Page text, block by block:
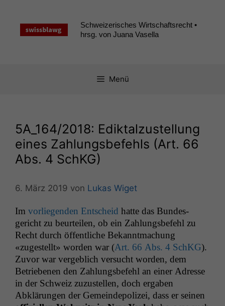
springen
Schweizerisches Wirtschaftsrecht •
hrsg. von Juana Vasella
Menü
5A_164/2018: Ediktalzustellung
eines Zahlungsbefehls (Art. 66
Abs. 4 SchKG)
6. März 2019 von Lukas Wiget
Im vor­liegen­den Entscheid hat­te das Bun­des­
gericht zu beurteilen, ob ein Zahlungs­be­fehl zu
Recht durch öffentliche Bekan­nt­machung
«zugestellt» wor­den war (Art. 66 Abs. 4 SchKG).
Zuvor war verge­blich ver­sucht wor­den, dem
Betriebe­nen den Zahlungs­be­fehl an ein­er Adresse
in der Schweiz zuzustellen, doch ergaben
Abklärun­gen der Gemein­de­polizei, dass er seinen